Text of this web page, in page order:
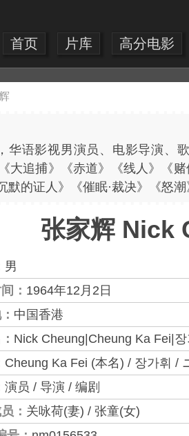
首页 片库 高分电影
华语影视男演员、电影导演、歌
大追捕》《赤道》《线人》《
默的证人》《催眠·裁决》《怒
张家辉 Nick
男
： 1964年12月2日
中国香港
Nick Cheung|Cheung Ka Fei|
Cheung Ka Fei (本名) / 장가휘 /
演员 / 导演 / 编剧
： 关咏荷(妻) / 张童(女)